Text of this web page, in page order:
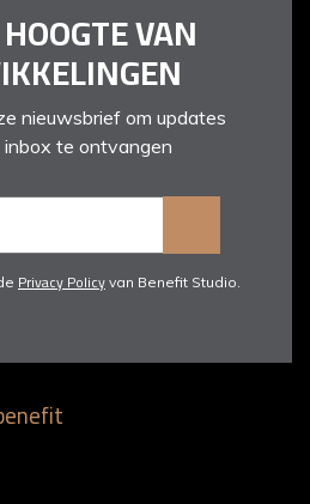
VAN
nieuwsbrief om updates
te ontvangen
Privacy Policy van Benefit Studio.